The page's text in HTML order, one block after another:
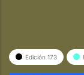
Edición 173